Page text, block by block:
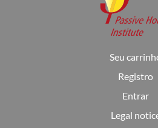
Seu
Registro
Entrar
Legal